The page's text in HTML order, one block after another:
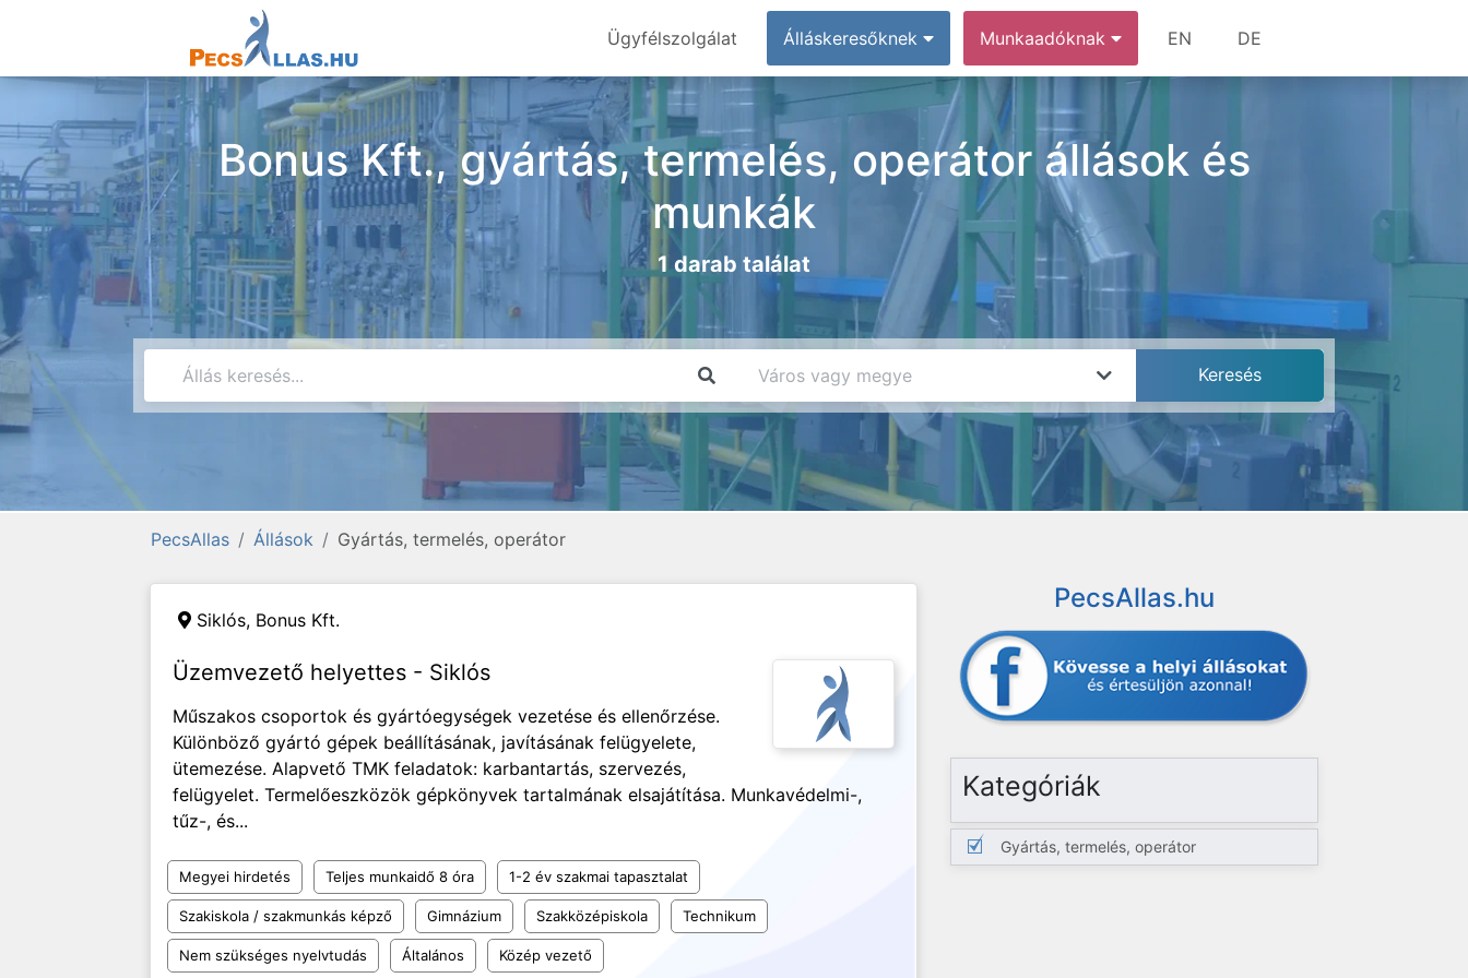
Ügyfélszolgálat Álláskeresőknek Munkaadóknak EN DE
Bonus Kft., gyártás, termelés, operátor állások és
munkák
1 darab találat
PecsAllas Állások Gyártás, termelés, operátor
Siklós, Bonus Kft.
Üzemvezető helyettes - Siklós
Műszakos csoportok és gyártóegységek vezetése és ellenőrzése.
Különböző gyártó gépek beállításának, javításának felügyelete,
ütemezése. Alapvető TMK feladatok: karbantartás, szervezés,
felügyelet. Termelőeszközök gépkönyvek tartalmának elsajátítása. Munkavédelmi-,
tűz-, és...
Megyei hirdetés Teljes munkaidő 8 óra 1-2 év szakmai tapasztalat
Szakiskola / szakmunkás képző Gimnázium Szakközépiskola Technikum
Nem szükséges nyelvtudás Általános Közép vezető
PecsAllas.hu
Kategóriák
Gyártás, termelés, operátor